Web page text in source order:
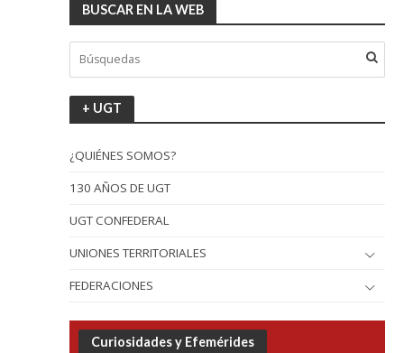
BUSCAR EN LA WEB
+ UGT
¿QUIÉNES SOMOS?
130 AÑOS DE UGT
UGT CONFEDERAL
UNIONES TERRITORIALES
FEDERACIONES
Curiosidades y Efemérides